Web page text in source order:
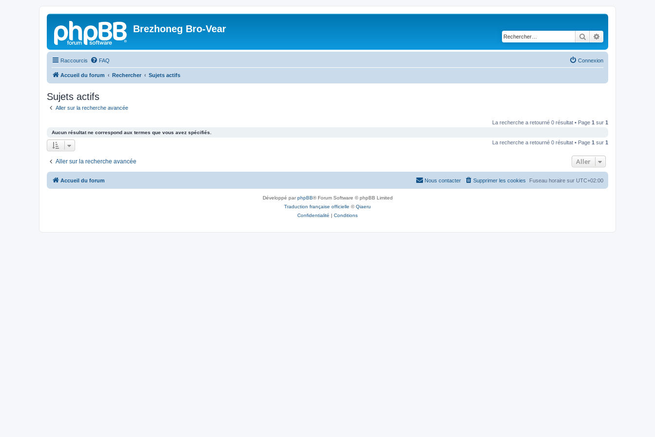
Brezhoneg Bro-Vear
Rechercher
Raccourcis FAQ Connexion
Accueil du forum Rechercher Sujets actifs
Sujets actifs
Aller sur la recherche avancée
La recherche a retourné 0 résultat • Page 1 sur 1
Aucun résultat ne correspond aux termes que vous avez spécifiés.
La recherche a retourné 0 résultat • Page 1 sur 1
Aller sur la recherche avancée Aller
Accueil du forum Fuseau horaire sur UTC+02:00
Supprimer les cookies
Nous contacter
Développé parphpBB® Forum Software © phpBB Limited
Traduction française officielle ©Qiaeru
Confidentialité | Conditions